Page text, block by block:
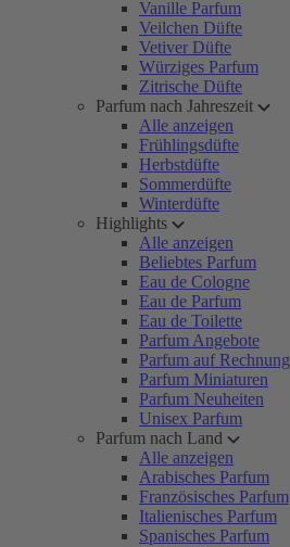
Vanille Parfum
Veilchen Düfte
Vetiver Düfte
Würziges Parfum
Zitrische Düfte
Parfum nach Jahreszeit
Alle anzeigen
Frühlingsdüfte
Herbstdüfte
Sommerdüfte
Winterdüfte
Highlights
Alle anzeigen
Beliebtes Parfum
Eau de Cologne
Eau de Parfum
Eau de Toilette
Parfum Angebote
Parfum auf Rechnung
Parfum Miniaturen
Parfum Neuheiten
Unisex Parfum
Parfum nach Land
Alle anzeigen
Arabisches Parfum
Französisches Parfum
Italienisches Parfum
Spanisches Parfum